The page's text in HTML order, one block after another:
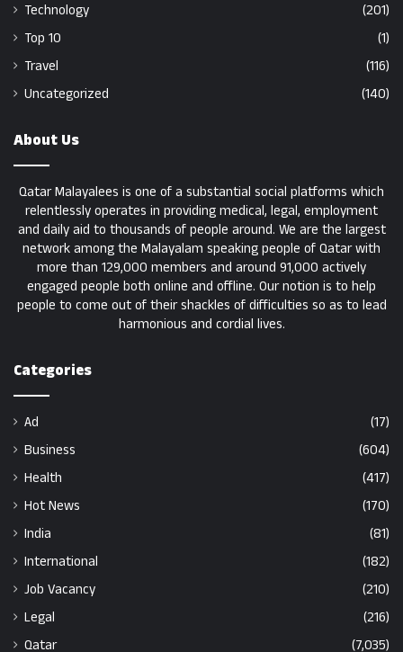
Technology
(201)
Top 10
(1)
Travel
(116)
Uncategorized
(140)
About Us
Qatar Malayalees is one of a substantial social platforms which
relentlessly operates in providing medical, legal, employment
and daily aid to thousands of people around. We are the largest
network among the Malayalam speaking people of Qatar with
more than 129,000 members and around 91,000 actively
engaged people both online and offline. Our notion is to help
people to come out of their shackles of difficulties so as to lead
harmonious and cordial lives.
Categories
Ad
(17)
Business
(604)
Health
(417)
Hot News
(170)
India
(81)
International
(182)
Job Vacancy
(210)
Legal
(216)
Qatar
(7,035)